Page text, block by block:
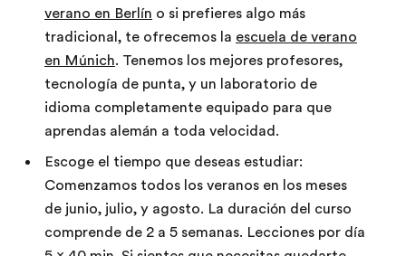
verano en Berlín o si prefieres algo más
tradicional, te ofrecemos la escuela de verano
en Múnich. Tenemos los mejores profesores,
tecnología de punta, y un laboratorio de
idioma completamente equipado para que
aprendas alemán a toda velocidad.
Escoge el tiempo que deseas estudiar:
Comenzamos todos los veranos en los meses
de junio, julio, y agosto. La duración del curso
comprende de 2 a 5 semanas. Lecciones por día